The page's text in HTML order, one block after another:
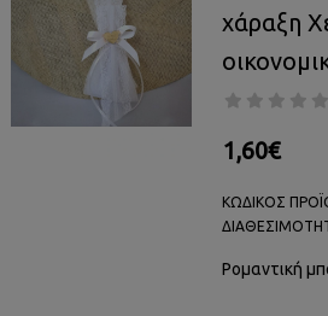
χάραξη
1,60€
ΚΩΔΙΚΌΣ
Ρομαντική